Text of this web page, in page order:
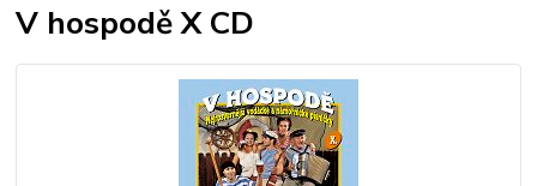
V hospodě X CD